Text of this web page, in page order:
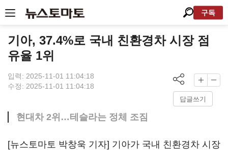
구독
기아, 37.4%로 국내 친환경차 시장 점
유율 1위
입력: 2025-11-01 11:04:18
수정: 2025-11-01 11:04:18
답글쓰기
현대차 2위…테슬라는 정체 조짐
[뉴스토마토 박창욱 기자] 기아가 국내 친환경차 시장